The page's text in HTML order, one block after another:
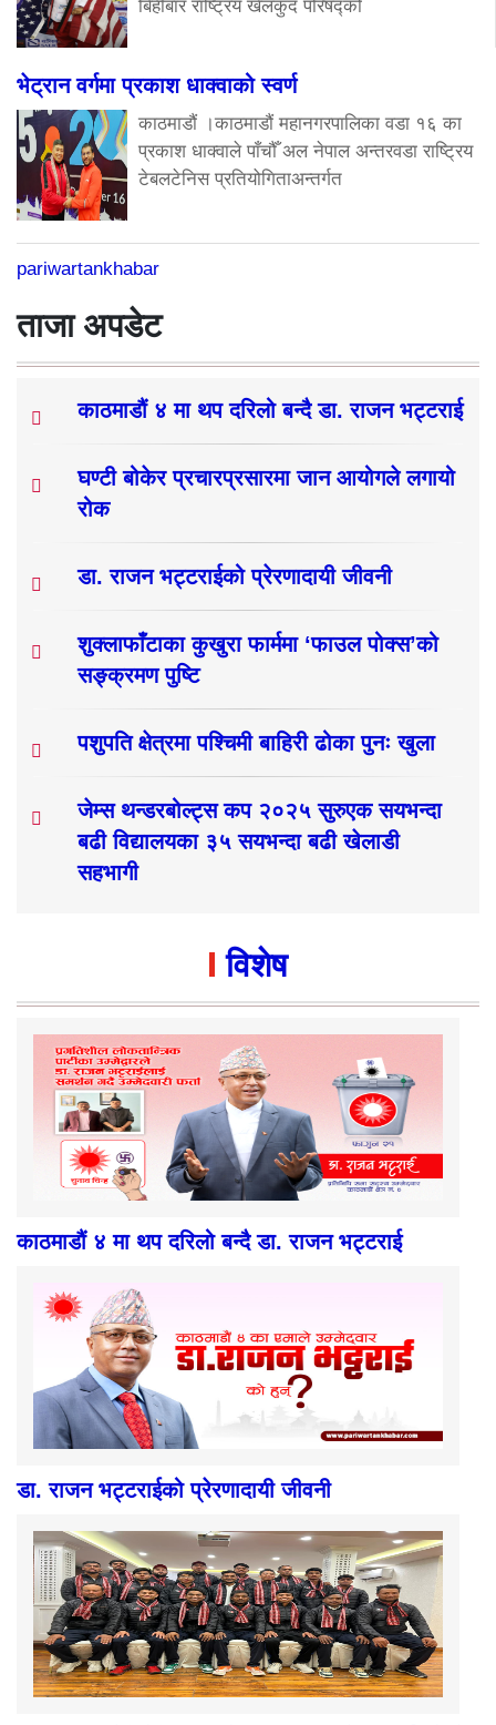
बिहीबार राष्ट्रिय खेलकुद परिषद्को
भेट्रान वर्गमा प्रकाश धाक्वाको स्वर्ण
काठमाडौं ।काठमाडौं महानगरपालिका वडा १६ का
प्रकाश धाक्वाले पाँचौँ अल नेपाल अन्तरवडा राष्ट्रिय
टेबलटेनिस प्रतियोगिताअन्तर्गत
pariwartankhabar
ताजा अपडेट
काठमाडौं ४ मा थप दरिलो बन्दै डा. राजन भट्टराई
घण्टी बोकेर प्रचारप्रसारमा जान आयोगले लगायो
रोक
डा. राजन भट्टराईको प्रेरणादायी जीवनी
शुक्लाफाँटाका कुखुरा फार्ममा ‘फाउल पोक्स’को
सङ्क्रमण पुष्टि
पशुपति क्षेत्रमा पश्चिमी बाहिरी ढोका पुनः खुला
जेम्स थन्डरबोल्ट्स कप २०२५ सुरुएक सयभन्दा
बढी विद्यालयका ३५ सयभन्दा बढी खेलाडी
सहभागी
विशेष
काठमाडौं ४ मा थप दरिलो बन्दै डा. राजन भट्टराई
डा. राजन भट्टराईको प्रेरणादायी जीवनी